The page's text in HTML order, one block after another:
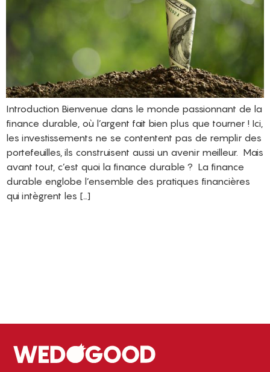
Introduction Bienvenue dans le monde passionnant de la
finance durable, où l’argent fait bien plus que tourner ! Ici,
les investissements ne se contentent pas de remplir des
portefeuilles, ils construisent aussi un avenir meilleur. Mais
avant tout, c’est quoi la finance durable ? La finance
durable englobe l’ensemble des pratiques financières
qui intègrent les […]